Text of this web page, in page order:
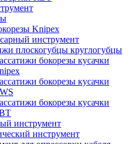
Knipex
инструмент
плоскогубцы круглогубцы
бокорезы кусачки
бокорезы кусачки
бокорезы кусачки
инструмент
инструмент